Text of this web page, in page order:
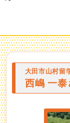
大田市山村留
西嶋 一泰